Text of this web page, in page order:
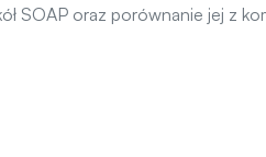
SOAP oraz porównanie jej z